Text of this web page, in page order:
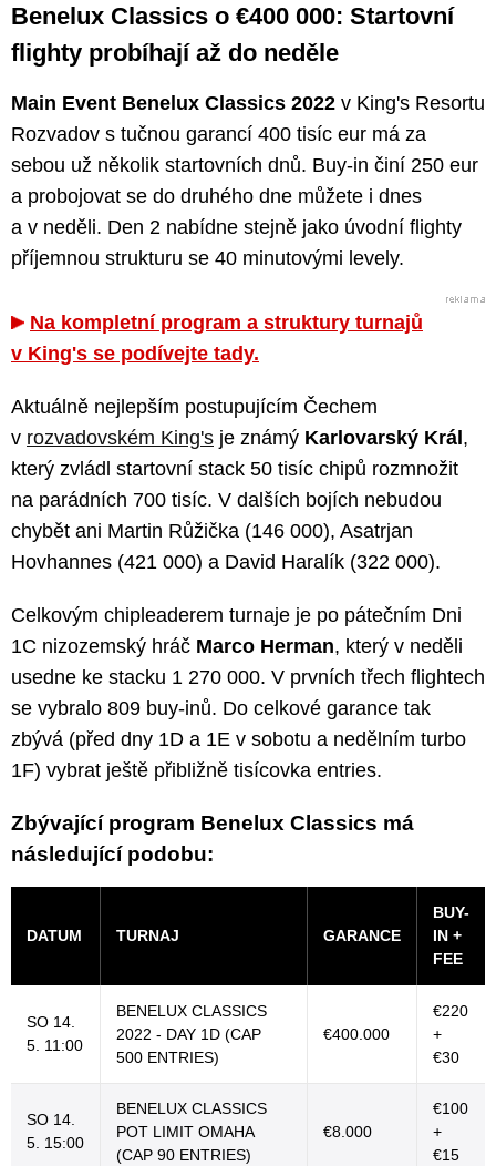
Benelux Classics o €400 000: Startovní
flighty probíhají až do neděle
Main Event Benelux Classics 2022 v King's Resortu
Rozvadov s tučnou garancí 400 tisíc eur má za
sebou už několik startovních dnů. Buy-in činí 250 eur
a probojovat se do druhého dne můžete i dnes
a v neděli. Den 2 nabídne stejně jako úvodní flighty
příjemnou strukturu se 40 minutovými levely.
Na kompletní program a struktury turnajů
v King's se podívejte tady.
Aktuálně nejlepším postupujícím Čechem
v rozvadovském King's je známý Karlovarský Král,
který zvládl startovní stack 50 tisíc chipů rozmnožit
na parádních 700 tisíc. V dalších bojích nebudou
chybět ani Martin Růžička (146 000), Asatrjan
Hovhannes (421 000) a David Haralík (322 000).
Celkovým chipleaderem turnaje je po pátečním Dni
1C nizozemský hráč Marco Herman, který v neděli
usedne ke stacku 1 270 000. V prvních třech flightech
se vybralo 809 buy-inů. Do celkové garance tak
zbývá (před dny 1D a 1E v sobotu a nedělním turbo
1F) vybrat ještě přibližně tisícovka entries.
Zbývající program Benelux Classics má
následující podobu:
DATUM TURNAJ GARANCE
BUY-
IN +
FEE
SO 14.
5. 11:00
BENELUX CLASSICS
2022 - DAY 1D (CAP
500 ENTRIES)
€400.000
€220
+
€30
SO 14.
5. 15:00
BENELUX CLASSICS
POT LIMIT OMAHA
(CAP 90 ENTRIES)
€8.000
€100
+
€15